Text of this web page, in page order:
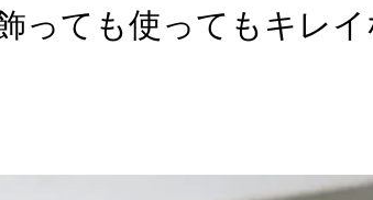
っても使ってもキレ